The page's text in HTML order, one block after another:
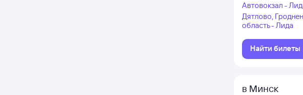
Автовокзал -
Дятлово,
область - Лида
Найти билеты
в Минск